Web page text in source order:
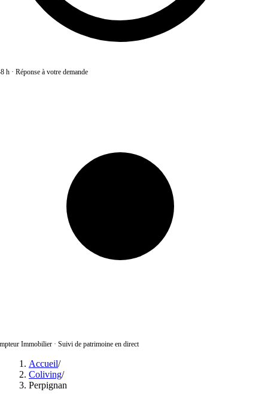
h· Réponse à votre demande
Immobilier· Suivi de patrimoine en direct
Accueil/
Coliving/
Perpignan